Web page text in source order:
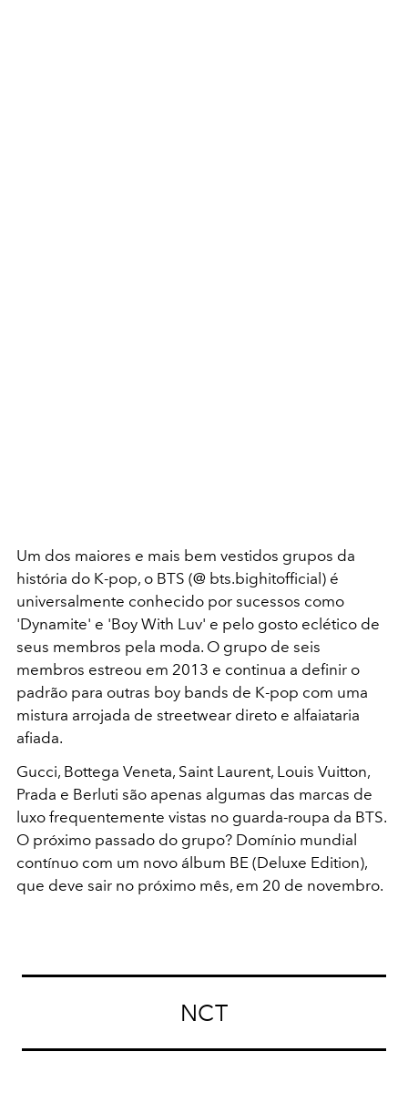
Um dos maiores e mais bem vestidos grupos da
história do K-pop, o BTS (@ bts.bighitofficial) é
universalmente conhecido por sucessos como
'Dynamite' e 'Boy With Luv' e pelo gosto eclético de
seus membros pela moda. O grupo de seis
membros estreou em 2013 e continua a definir o
padrão para outras boy bands de K-pop com uma
mistura arrojada de streetwear direto e alfaiataria
afiada.
Gucci, Bottega Veneta, Saint Laurent, Louis Vuitton,
Prada e Berluti são apenas algumas das marcas de
luxo frequentemente vistas no guarda-roupa da BTS.
O próximo passado do grupo? Domínio mundial
contínuo com um novo álbum BE (Deluxe Edition),
que deve sair no próximo mês, em 20 de novembro.
NCT